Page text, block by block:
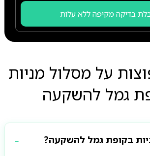
בדיקה מקיפה ללא עלות
על מסלול מניות
גמל להשקעה
בקופת גמל להשקעה?